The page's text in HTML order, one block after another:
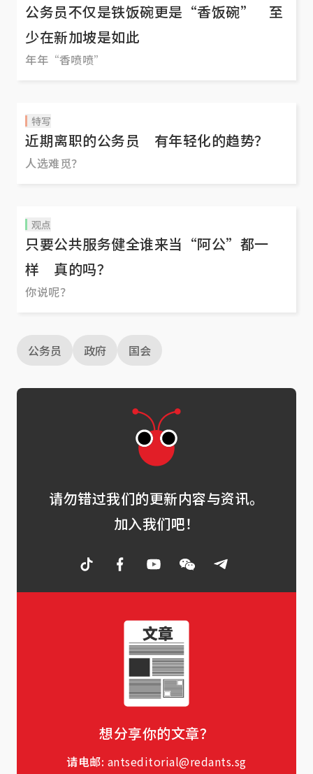
公务员不仅是铁饭碗更是“香饭碗” 至
少在新加坡是如此
年年“香喷喷”
特写
近期离职的公务员 有年轻化的趋势？
人选难觅？
观点
只要公共服务健全谁来当“阿公”都一
样 真的吗？
你说呢？
公务员 政府 国会
请勿错过我们的更新内容与资讯。
加入我们吧！
想分享你的文章？
请电邮: antseditorial@redants.sg